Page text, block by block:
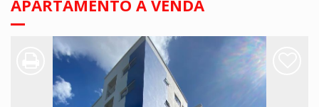
APARTAMENTO Á VENDA